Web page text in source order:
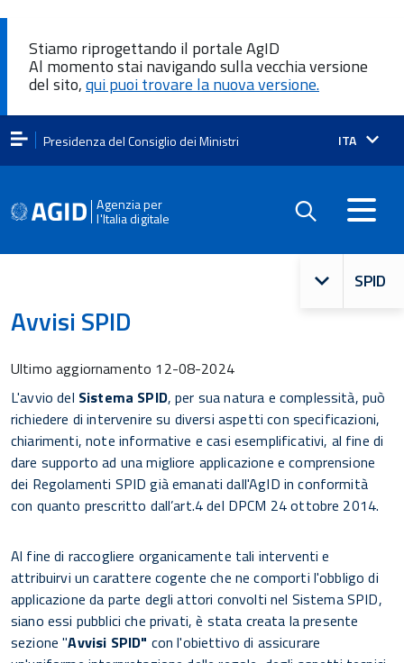
Stiamo riprogettando il portale AgID
Al momento stai navigando sulla vecchia versione
del sito,qui puoi trovare la nuova versione.
Presidenza del Consiglio dei Ministri Lingua
ITA
Agenzia per
l'Italia digitale
SPID
Avvisi SPID
Ultimo aggiornamento 12-08-2024
L'avvio del Sistema SPID, per sua natura e complessità, può
richiedere di intervenire su diversi aspetti con specificazioni,
chiarimenti, note informative e casi esemplificativi, al fine di
dare supporto ad una migliore applicazione e comprensione
dei Regolamenti SPID già emanati dall'AgID in conformità
con quanto prescritto dall’art.4 del DPCM 24 ottobre 2014.
Al fine di raccogliere organicamente tali interventi e
attribuirvi un carattere cogente che ne comporti l'obbligo di
applicazione da parte degli attori convolti nel Sistema SPID,
siano essi pubblici che privati, è stata creata la presente
sezione "Avvisi SPID" con l'obiettivo di assicurare